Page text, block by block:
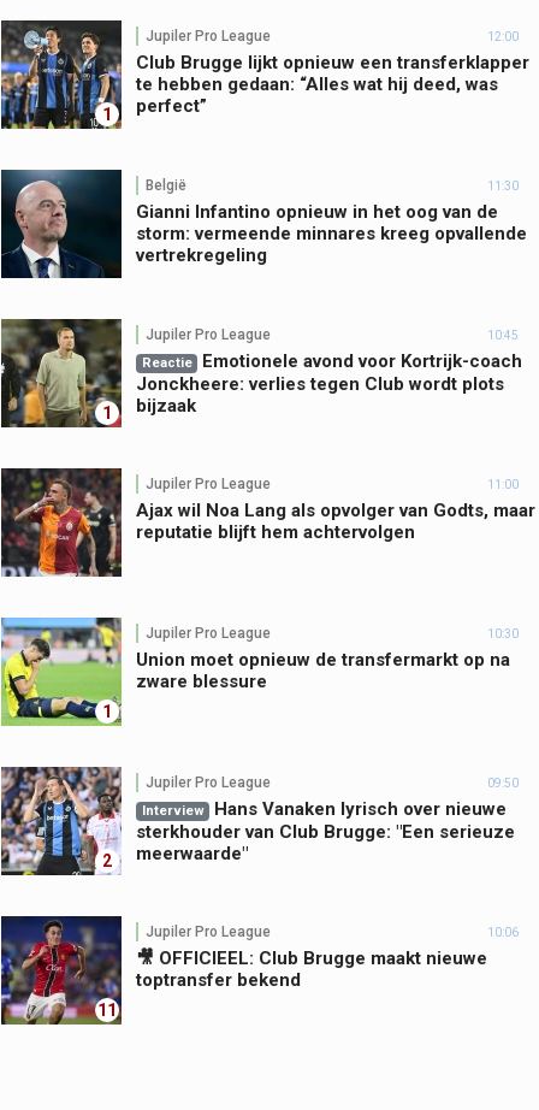
1
Jupiler Pro League 12:00
Club Brugge lijkt opnieuw een transferklapper
te hebben gedaan: “Alles wat hij deed, was
perfect”
België 11:30
Gianni Infantino opnieuw in het oog van de
storm: vermeende minnares kreeg opvallende
vertrekregeling
1
Jupiler Pro League 10:45
Reactie
Emotionele avond voor Kortrijk-coach
Jonckheere: verlies tegen Club wordt plots
bijzaak
Jupiler Pro League 11:00
Ajax wil Noa Lang als opvolger van Godts, maar
reputatie blijft hem achtervolgen
1
Jupiler Pro League 10:30
Union moet opnieuw de transfermarkt op na
zware blessure
2
Jupiler Pro League 09:50
Interview
Hans Vanaken lyrisch over nieuwe
sterkhouder van Club Brugge: "Een serieuze
meerwaarde"
11
Jupiler Pro League 10:06
🎥 OFFICIEEL: Club Brugge maakt nieuwe
toptransfer bekend